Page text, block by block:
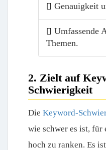
Genauigkeit
Umfassende
Themen.
2. Zielt auf
Schwierigkeit
Die Keyword-
wie schwer es ist, für
hoch zu ranken. Es